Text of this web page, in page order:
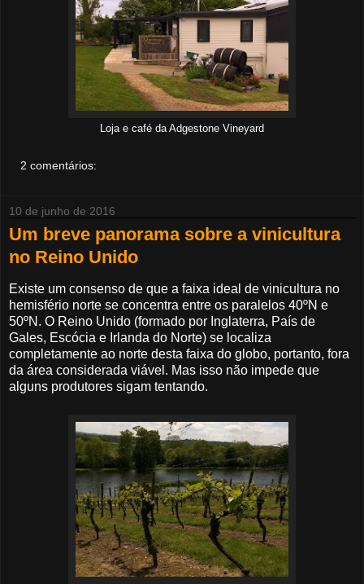
Loja e café da Adgestone Vineyard
2 comentários:
10 de junho de 2016
Um breve panorama sobre a vinicultura
no Reino Unido
Existe um consenso de que a faixa ideal de vinicultura no
hemisfério norte se concentra entre os paralelos 40ºN e
50ºN. O Reino Unido (formado por Inglaterra, País de
Gales, Escócia e Irlanda do Norte) se localiza
completamente ao norte desta faixa do globo, portanto, fora
da área considerada viável. Mas isso não impede que
alguns produtores sigam tentando.